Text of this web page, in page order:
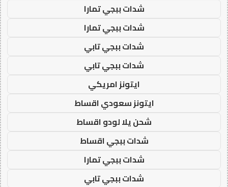
شدات ببجي تمارا
شدات ببجي تمارا
شدات ببجي تابي
شدات ببجي تابي
ايتونز امريكي
ايتونز سعودي اقساط
شحن يلا لودو اقساط
شدات ببجي اقساط
شدات ببجي تمارا
شدات ببجي تابي